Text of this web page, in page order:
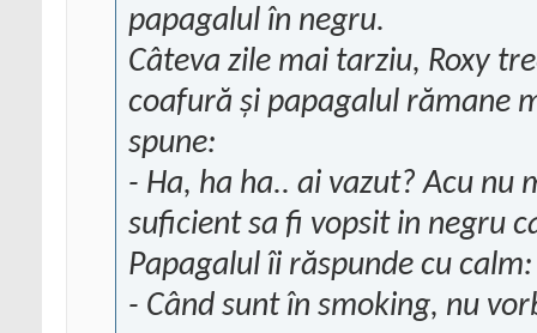
papagalul în negru.
Câteva zile mai tarziu, Roxy
coafură și papagalul rămane
spune:
- Ha, ha ha.. ai vazut? Acu nu
suficient sa fi vopsit in negru
Papagalul îi răspunde cu calm:
- Când sunt în smoking, nu